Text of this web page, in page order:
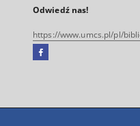
Odwiedź nas!
https://www.umcs.pl/pl/
Facebook
się